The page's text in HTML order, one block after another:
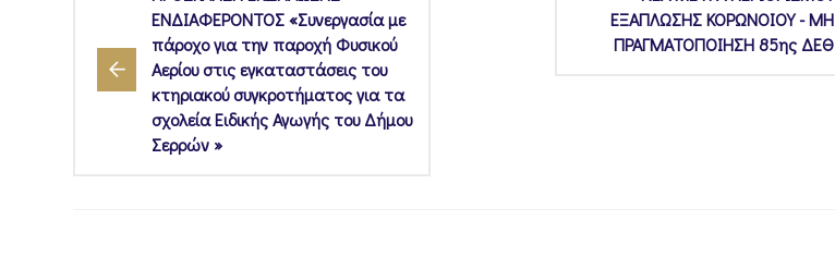
ΕΝΔΙΑΦΕΡΟΝΤΟΣ «Συνεργασία με
πάροχο για την παροχή Φυσικού
Αερίου στις εγκαταστάσεις του
κτηριακού συγκροτήματος για τα
σχολεία Ειδικής Αγωγής του Δήμου
Σερρών »
ΕΞΑΠΛΩΣΗΣ ΚΟΡΩΝΟΙΟΥ - ΜΗ
ΠΡΑΓΜΑΤΟΠΟΙΗΣΗ 85ης ΔΕΘ